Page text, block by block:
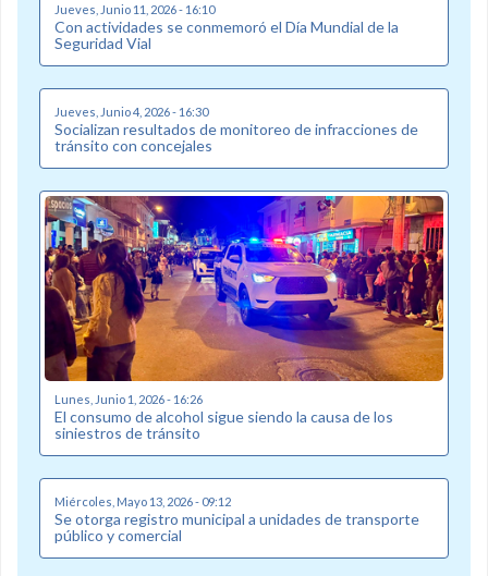
Jueves, Junio 11, 2026 - 16:10
Con actividades se conmemoró el Día Mundial de la
Seguridad Vial
Jueves, Junio 4, 2026 - 16:30
Socializan resultados de monitoreo de infracciones de
tránsito con concejales
Lunes, Junio 1, 2026 - 16:26
El consumo de alcohol sigue siendo la causa de los
siniestros de tránsito
Miércoles, Mayo 13, 2026 - 09:12
Se otorga registro municipal a unidades de transporte
público y comercial